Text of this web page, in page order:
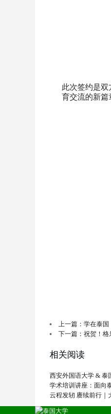
此次签约是
育交流的新篇
上一篇：学在泰
下一篇：祝贺！格
相关阅读
西安外国语大学 & 泰
学术培训讲座：面向
云程发轫 赓续前行